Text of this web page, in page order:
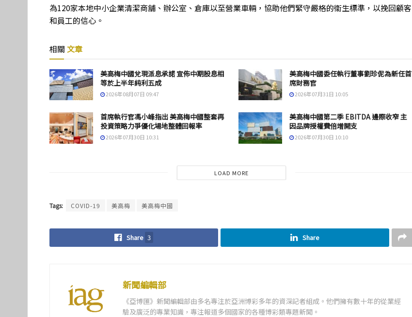
為120家本地中小企業清潔商舖、辦公室、倉庫以至營業車輛，協助他們緊守嚴格的衞生標準，以挽回顧客
和員工的信心。
相關 文章
美高梅中國兌現派息承諾 宣佈中期股息相
等於上半年純利五成
2026年08月07日 09:47
美高梅中國委任執行董事劉珍伲為新任首
席財務官
2026年07月31日 10:05
首席執行官馮小峰指出 美高梅中國整套再
投資策略力爭優化場地整體回報率
2026年07月30日 10:31
美高梅中國第二季 EBITDA 邊際收窄 主
因品牌授權費倍增開支
2026年07月30日 10:10
LOAD MORE
Tags: COVID-19 美高梅 美高梅中國
Share 3 Share
新聞編輯部
《亞博匯》新聞編輯部由多名專注於亞洲博彩多年的資深記者組成。他們擁有數十年的從業經
驗及廣泛的專業知識，專注報道多個國家的各種博彩類專題新聞。